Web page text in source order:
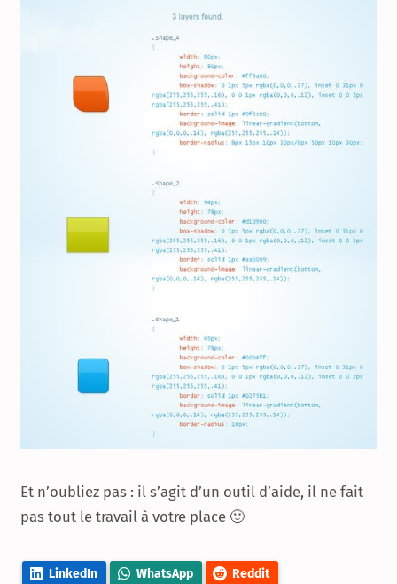
Et n’oubliez pas : il s’agit d’un outil d’aide, il ne fait
pas tout le travail à votre place 🙂
LinkedIn WhatsApp Reddit